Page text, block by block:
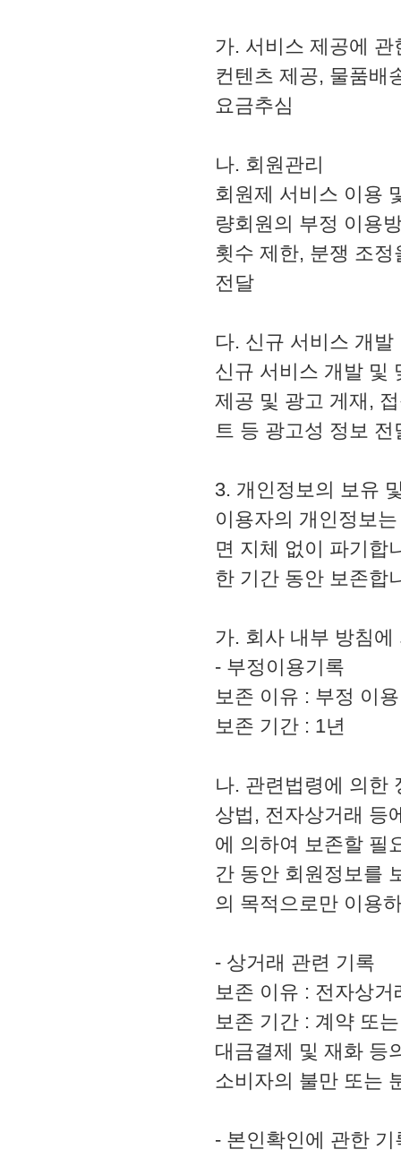
가. 서비스 제공에
컨텐츠 제공, 물품배
요금추심
나. 회원관리
회원제 서비스 이용
량회원의 부정 이용
횟수 제한, 분쟁 조
전달
다. 신규 서비스 개
신규 서비스 개발 및
제공 및 광고 게재,
트 등 광고성 정보 전
3. 개인정보의 보유
이용자의 개인정보
면 지체 없이 파기합
한 기간 동안 보존합
가. 회사 내부 방침
- 부정이용기록
보존 이유 : 부정 이
보존 기간 : 1년
나. 관련법령에 의한
상법, 전자상거래 등
에 의하여 보존할 필
간 동안 회원정보를
의 목적으로만 이용
- 상거래 관련 기록
보존 이유 : 전자상
보존 기간 : 계약 또
대금결제 및 재화 등
소비자의 불만 또는
- 본인확인에 관한 기